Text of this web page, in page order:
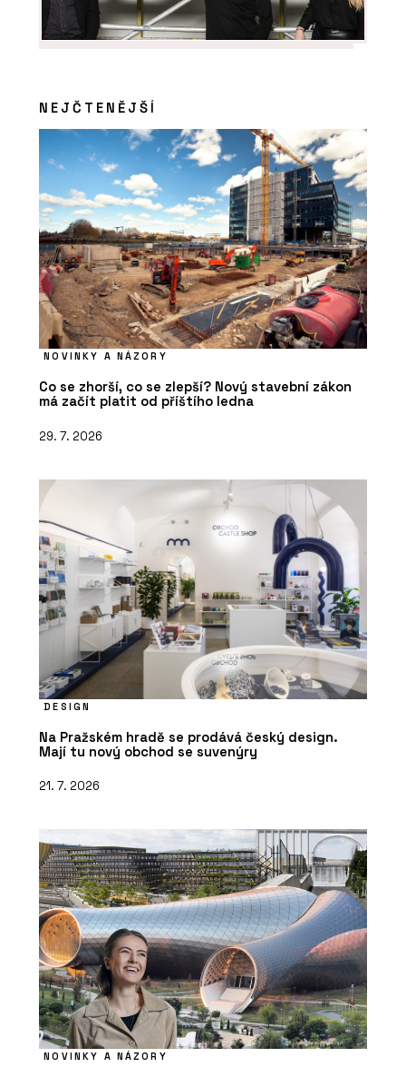
NEJČTENĚJŠÍ
NOVINKY A NÁZORY
Co se zhorší, co se zlepší? Nový stavební zákon
má začít platit od příštího ledna
29. 7. 2026
DESIGN
Na Pražském hradě se prodává český design.
Mají tu nový obchod se suvenýry
21. 7. 2026
NOVINKY A NÁZORY